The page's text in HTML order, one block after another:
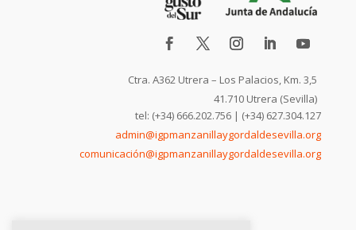
Ctra. A362 Utrera – Los Palacios, Km. 3,5
41.710 Utrera (Sevilla)
tel: (+34) 666.202.756 | (+34) 627.304.127
admin@igpmanzanillaygordaldesevilla.org
comunicación@igpmanzanillaygordaldesevilla.org